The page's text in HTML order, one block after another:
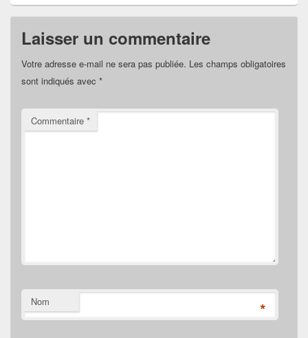
Laisser un commentaire
Votre adresse e-mail ne sera pas publiée. Les champs obligatoires
sont indiqués avec *
Commentaire *
Nom *